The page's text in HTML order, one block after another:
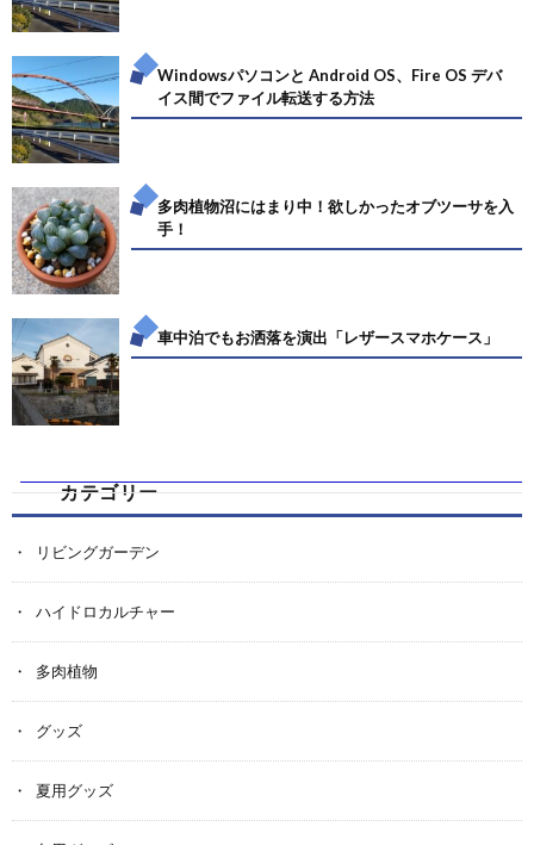
Windowsパソコンと Android OS、Fire OS デバ
イス間でファイル転送する方法
多肉植物沼にはまり中！欲しかったオブツーサを入
手！
車中泊でもお洒落を演出「レザースマホケース」
カテゴリー
リビングガーデン
ハイドロカルチャー
多肉植物
グッズ
夏用グッズ